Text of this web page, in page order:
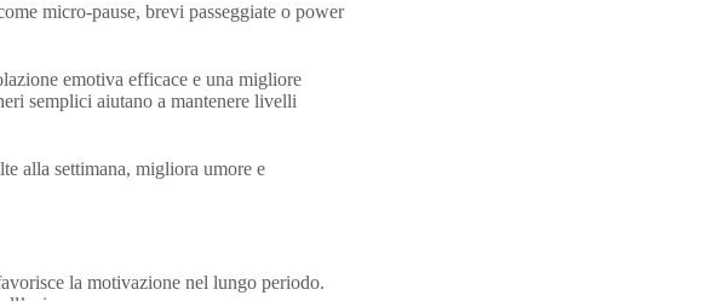
micro-pause, brevi passeggiate o power
emotiva efficace e una migliore
semplici aiutano a mantenere livelli
alla settimana, migliora umore e
la motivazione nel lungo periodo.